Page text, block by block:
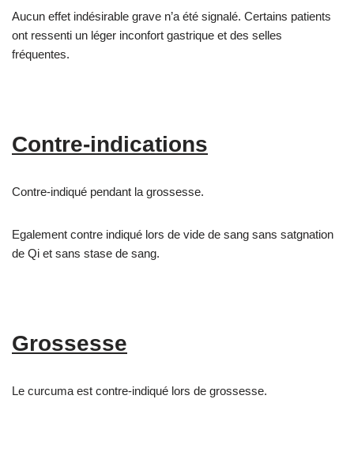
Aucun effet indésirable grave n’a été signalé. Certains patients
ont ressenti un léger inconfort gastrique et des selles
fréquentes.
Contre-indications
Contre-indiqué pendant la grossesse.
Egalement contre indiqué lors de vide de sang sans satgnation
de Qi et sans stase de sang.
Grossesse
Le curcuma est contre-indiqué lors de grossesse.